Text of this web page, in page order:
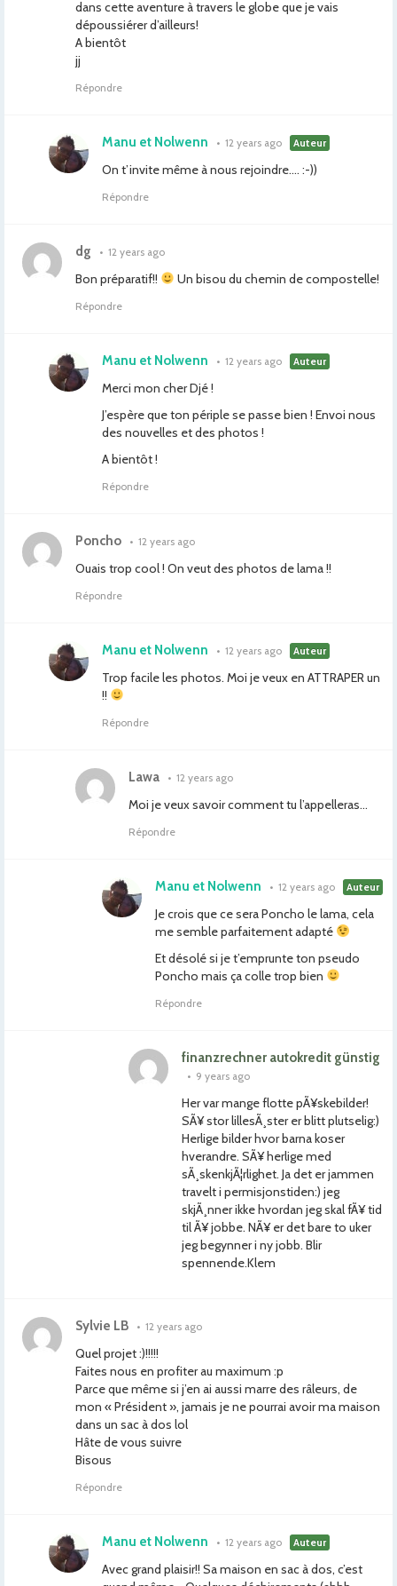
dans cette aventure à travers le globe que je vais
dépoussiérer d’ailleurs!
A bientôt
jj
Répondre
Manu et Nolwenn • 12 years ago Auteur
On t’invite même à nous rejoindre…. :-))
Répondre
dg • 12 years ago
Bon préparatif!! Un bisou du chemin de compostelle!
Répondre
Manu et Nolwenn • 12 years ago Auteur
Merci mon cher Djé !
J’espère que ton périple se passe bien ! Envoi nous
des nouvelles et des photos !
A bientôt !
Répondre
Poncho • 12 years ago
Ouais trop cool ! On veut des photos de lama !!
Répondre
Manu et Nolwenn • 12 years ago Auteur
Trop facile les photos. Moi je veux en ATTRAPER un
!!
Répondre
Lawa • 12 years ago
Moi je veux savoir comment tu l’appelleras…
Répondre
Manu et Nolwenn • 12 years ago Auteur
Je crois que ce sera Poncho le lama, cela
me semble parfaitement adapté
Et désolé si je t’emprunte ton pseudo
Poncho mais ça colle trop bien
Répondre
finanzrechner autokredit günstig
• 9 years ago
Her var mange flotte pÃ¥skebilder!
SÃ¥ stor lillesÃ¸ster er blitt plutselig:)
Herlige bilder hvor barna koser
hverandre. SÃ¥ herlige med
sÃ¸skenkjÃ¦rlighet. Ja det er jammen
travelt i permisjonstiden:) jeg
skjÃ¸nner ikke hvordan jeg skal fÃ¥ tid
til Ã¥ jobbe. NÃ¥ er det bare to uker
jeg begynner i ny jobb. Blir
spennende.Klem
Sylvie LB • 12 years ago
Quel projet :)!!!!!
Faites nous en profiter au maximum :p
Parce que même si j’en ai aussi marre des râleurs, de
mon « Président », jamais je ne pourrai avoir ma maison
dans un sac à dos lol
Hâte de vous suivre
Bisous
Répondre
Manu et Nolwenn • 12 years ago Auteur
Avec grand plaisir!! Sa maison en sac à dos, c’est